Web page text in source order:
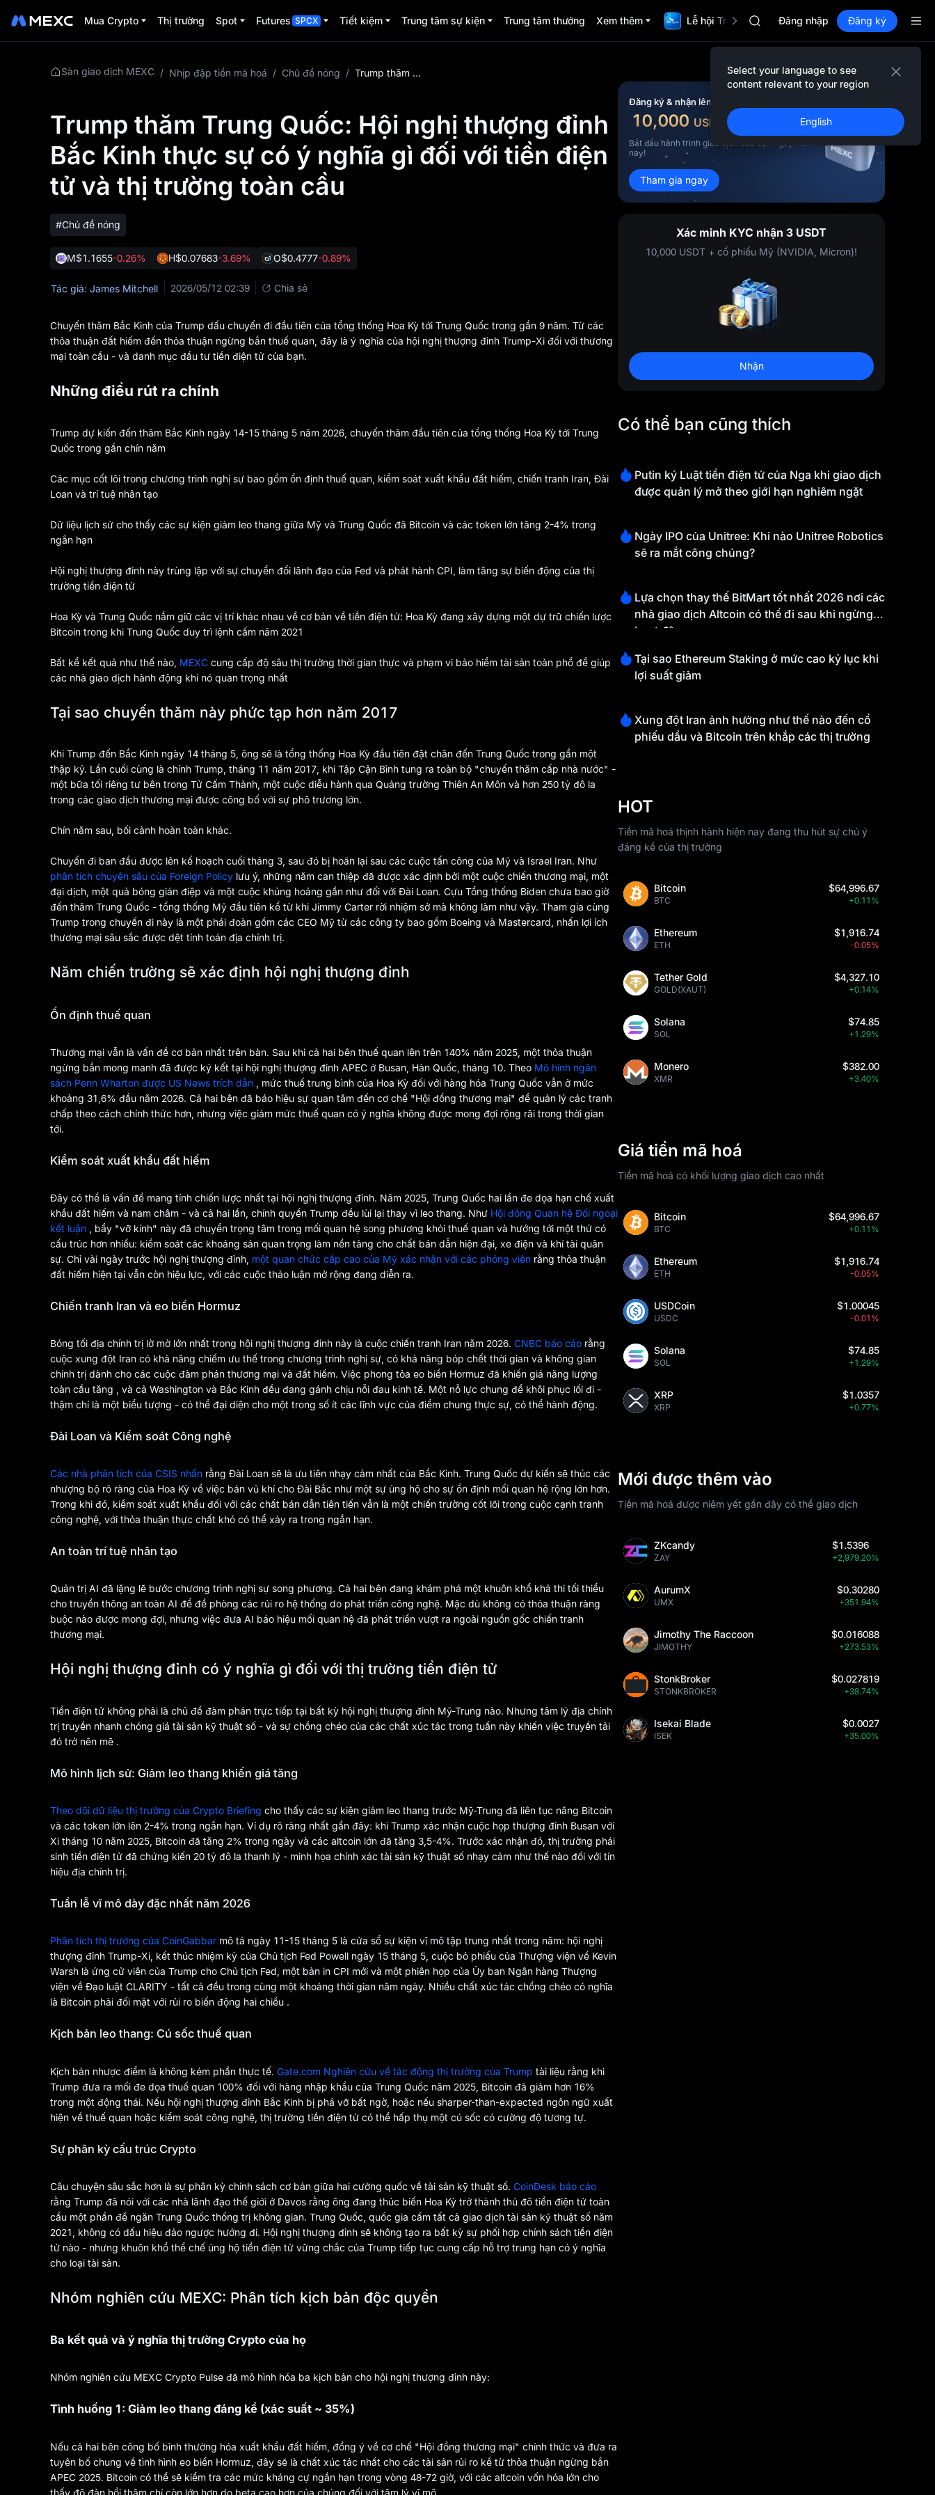
Mua Crypto Thị trường Spot Futures SPCX Tiết kiệm Trung tâm sự kiện Trung tâm thưởng Xem thêm Lễ hội TradFi $1,000,000
AAOI
Đăng ký Market UNITREE STAR vào
SPCX tăng dù đã hết hạn khoá
GOLD(XAU)
Đăng ký Market UNITREE STAR vào
SPCX tăng dù đã hết hạn khoá
Đăng nhập Đăng ký
Select your language to see
content relevant to your region
English
Sàn giao dịch MEXC / Nhịp đập tiền mã hoá / Chủ đề nóng / Trump thăm Trung Quốc: Hội nghị thượng đỉnh Bắc Kinh thực sự có ý nghĩa gì đối với tiền điện tử và thị trường toàn cầu
Trump thăm Trung Quốc: Hội nghị thượng đỉnh
Bắc Kinh thực sự có ý nghĩa gì đối với tiền điện
tử và thị trường toàn cầu
#Chủ đề nóng
M$1.1655-0.26% H$0.07683-3.69% O$0.4777-0.89%
Tác giả: James Mitchell 2026/05/12 02:39 Chia sẻ
Chuyến thăm Bắc Kinh của Trump dấu chuyến đi đầu tiên của tổng thống Hoa Kỳ tới Trung Quốc trong gần 9 năm. Từ các
thỏa thuận đất hiếm đến thỏa thuận ngừng bắn thuế quan, đây là ý nghĩa của hội nghị thượng đỉnh Trump-Xi đối với thương
mại toàn cầu - và danh mục đầu tư tiền điện tử của bạn.
Những điều rút ra chính
Trump dự kiến đến thăm Bắc Kinh ngày 14-15 tháng 5 năm 2026, chuyến thăm đầu tiên của tổng thống Hoa Kỳ tới Trung
Quốc trong gần chín năm
Các mục cốt lõi trong chương trình nghị sự bao gồm ổn định thuế quan, kiểm soát xuất khẩu đất hiếm, chiến tranh Iran, Đài
Loan và trí tuệ nhân tạo
Dữ liệu lịch sử cho thấy các sự kiện giảm leo thang giữa Mỹ và Trung Quốc đã Bitcoin và các token lớn tăng 2-4% trong
ngắn hạn
Hội nghị thượng đỉnh này trùng lặp với sự chuyển đổi lãnh đạo của Fed và phát hành CPI, làm tăng sự biến động của thị
trường tiền điện tử
Hoa Kỳ và Trung Quốc nắm giữ các vị trí khác nhau về cơ bản về tiền điện tử: Hoa Kỳ đang xây dựng một dự trữ chiến lược
Bitcoin trong khi Trung Quốc duy trì lệnh cấm năm 2021
Bất kể kết quả như thế nào, MEXC cung cấp độ sâu thị trường thời gian thực và phạm vi bảo hiểm tài sản toàn phổ để giúp
các nhà giao dịch hành động khi nó quan trọng nhất
Tại sao chuyến thăm này phức tạp hơn năm 2017
Khi Trump đến Bắc Kinh ngày 14 tháng 5, ông sẽ là tổng thống Hoa Kỳ đầu tiên đặt chân đến Trung Quốc trong gần một
thập kỷ. Lần cuối cùng là chính Trump, tháng 11 năm 2017, khi Tập Cận Bình tung ra toàn bộ "chuyến thăm cấp nhà nước" -
một bữa tối riêng tư bên trong Tử Cấm Thành, một cuộc diễu hành qua Quảng trường Thiên An Môn và hơn 250 tỷ đô la
trong các giao dịch thương mại được công bố với sự phô trương lớn.
Chín năm sau, bối cảnh hoàn toàn khác.
Chuyến đi ban đầu được lên kế hoạch cuối tháng 3, sau đó bị hoãn lại sau các cuộc tấn công của Mỹ và Israel Iran. Như
phân tích chuyên sâu của Foreign Policy lưu ý, những năm can thiệp đã được xác định bởi một cuộc chiến thương mại, một
đại dịch, một quả bóng gián điệp và một cuộc khủng hoảng gần như đối với Đài Loan. Cựu Tổng thống Biden chưa bao giờ
đến thăm Trung Quốc - tổng thống Mỹ đầu tiên kể từ khi Jimmy Carter rời nhiệm sở mà không làm như vậy. Tham gia cùng
Trump trong chuyến đi này là một phái đoàn gồm các CEO Mỹ từ các công ty bao gồm Boeing và Mastercard, nhấn lợi ích
thương mại sâu sắc được dệt tính toán địa chính trị.
Năm chiến trường sẽ xác định hội nghị thượng đỉnh
Ổn định thuế quan
Thương mại vẫn là vấn đề cơ bản nhất trên bàn. Sau khi cả hai bên thuế quan lên trên 140% năm 2025, một thỏa thuận
ngừng bắn mong manh đã được ký kết tại hội nghị thượng đỉnh APEC ở Busan, Hàn Quốc, tháng 10. Theo Mô hình ngân
sách Penn Wharton được US News trích dẫn
, mức thuế trung bình của Hoa Kỳ đối với hàng hóa Trung Quốc vẫn ở mức
khoảng 31,6% đầu năm 2026. Cả hai bên đã báo hiệu sự quan tâm đến cơ chế "Hội đồng thương mại" để quản lý các tranh
chấp theo cách chính thức hơn, nhưng việc giảm mức thuế quan có ý nghĩa không được mong đợi rộng rãi trong thời gian
tới.
Kiểm soát xuất khẩu đất hiếm
Đây có thể là vấn đề mang tính chiến lược nhất tại hội nghị thượng đỉnh. Năm 2025, Trung Quốc hai lần đe dọa hạn chế xuất
khẩu đất hiếm và nam châm - và cả hai lần, chính quyền Trump đều lùi lại thay vì leo thang. Như Hội đồng Quan hệ Đối ngoại
kết luận
, bẩy "vỡ kính" này đã chuyển trọng tâm trong mối quan hệ song phương khỏi thuế quan và hướng tới một thứ có
cấu trúc hơn nhiều: kiểm soát các khoáng sản quan trọng làm nền tảng cho chất bán dẫn hiện đại, xe điện và khí tài quân
sự. Chỉ vài ngày trước hội nghị thượng đỉnh, một quan chức cấp cao của Mỹ xác nhận với các phóng viên rằng thỏa thuận
đất hiếm hiện tại vẫn còn hiệu lực, với các cuộc thảo luận mở rộng đang diễn ra.
Chiến tranh Iran và eo biển Hormuz
Bóng tối địa chính trị lờ mờ lớn nhất trong hội nghị thượng đỉnh này là cuộc chiến tranh Iran năm 2026. CNBC báo cáo rằng
cuộc xung đột Iran có khả năng chiếm ưu thế trong chương trình nghị sự, có khả năng bóp chết thời gian và không gian
chính trị dành cho các cuộc đàm phán thương mại và đất hiếm. Việc phong tỏa eo biển Hormuz đã khiến giá năng lượng
toàn cầu tăng , và cả Washington và Bắc Kinh đều đang gánh chịu nỗi đau kinh tế. Một nỗ lực chung để khôi phục lối đi -
thậm chí là một biểu tượng - có thể đại diện cho một trong số ít các lĩnh vực của điểm chung thực sự, có thể hành động.
Đài Loan và Kiểm soát Công nghệ
Các nhà phân tích của CSIS nhấn rằng Đài Loan sẽ là ưu tiên nhạy cảm nhất của Bắc Kinh. Trung Quốc dự kiến sẽ thúc các
nhượng bộ rõ ràng của Hoa Kỳ về việc bán vũ khí cho Đài Bắc như một sự ủng hộ cho sự ổn định mối quan hệ rộng lớn hơn.
Trong khi đó, kiểm soát xuất khẩu đối với các chất bán dẫn tiên tiến vẫn là một chiến trường cốt lõi trong cuộc cạnh tranh
công nghệ, với thỏa thuận thực chất khó có thể xảy ra trong ngắn hạn.
An toàn trí tuệ nhân tạo
Quản trị AI đã lặng lẽ bước chương trình nghị sự song phương. Cả hai bên đang khám phá một khuôn khổ khả thi tối thiểu
cho truyền thông an toàn AI để đề phòng các rủi ro hệ thống do phát triển công nghệ. Mặc dù không có thỏa thuận ràng
buộc nào được mong đợi, nhưng việc đưa AI báo hiệu mối quan hệ đã phát triển vượt ra ngoài nguồn gốc chiến tranh
thương mại.
Hội nghị thượng đỉnh có ý nghĩa gì đối với thị trường tiền điện tử
Tiền điện tử không phải là chủ đề đàm phán trực tiếp tại bất kỳ hội nghị thượng đỉnh Mỹ-Trung nào. Nhưng tâm lý địa chính
trị truyền nhanh chóng giá tài sản kỹ thuật số - và sự chồng chéo của các chất xúc tác trong tuần này khiến việc truyền tải
đó trở nên mẽ .
Mô hình lịch sử: Giảm leo thang khiến giá tăng
Theo dõi dữ liệu thị trường của Crypto Briefing cho thấy các sự kiện giảm leo thang trước Mỹ-Trung đã liên tục nâng Bitcoin
và các token lớn lên 2-4% trong ngắn hạn. Ví dụ rõ ràng nhất gần đây: khi Trump xác nhận cuộc họp thượng đỉnh Busan với
Xi tháng 10 năm 2025, Bitcoin đã tăng 2% trong ngày và các altcoin lớn đã tăng 3,5-4%. Trước xác nhận đó, thị trường phái
sinh tiền điện tử đã chứng kiến 20 tỷ đô la thanh lý - minh họa chính xác tài sản kỹ thuật số nhạy cảm như thế nào đối với tín
hiệu địa chính trị.
Tuần lễ vĩ mô dày đặc nhất năm 2026
Phân tích thị trường của CoinGabbar mô tả ngày 11-15 tháng 5 là cửa sổ sự kiện vĩ mô tập trung nhất trong năm: hội nghị
thượng đỉnh Trump-Xi, kết thúc nhiệm kỳ của Chủ tịch Fed Powell ngày 15 tháng 5, cuộc bỏ phiếu của Thượng viện về Kevin
Warsh là ứng cử viên của Trump cho Chủ tịch Fed, một bản in CPI mới và một phiên họp của Ủy ban Ngân hàng Thượng
viện về Đạo luật CLARITY - tất cả đều trong cùng một khoảng thời gian năm ngày. Nhiều chất xúc tác chồng chéo có nghĩa
là Bitcoin phải đối mặt với rủi ro biến động hai chiều .
Kịch bản leo thang: Cú sốc thuế quan
Kịch bản nhược điểm là không kém phần thực tế. Gate.com Nghiên cứu về tác động thị trường của Trump tài liệu rằng khi
Trump đưa ra mối đe dọa thuế quan 100% đối với hàng nhập khẩu của Trung Quốc năm 2025, Bitcoin đã giảm hơn 16%
trong một động thái. Nếu hội nghị thượng đỉnh Bắc Kinh bị phá vỡ bất ngờ, hoặc nếu sharper-than-expected ngôn ngữ xuất
hiện về thuế quan hoặc kiểm soát công nghệ, thị trường tiền điện tử có thể hấp thụ một cú sốc có cường độ tương tự.
Sự phân kỳ cấu trúc Crypto
Câu chuyện sâu sắc hơn là sự phân kỳ chính sách cơ bản giữa hai cường quốc về tài sản kỹ thuật số. CoinDesk báo cáo
rằng Trump đã nói với các nhà lãnh đạo thế giới ở Davos rằng ông đang thúc biến Hoa Kỳ trở thành thủ đô tiền điện tử toàn
cầu một phần để ngăn Trung Quốc thống trị không gian. Trung Quốc, quốc gia cấm tất cả giao dịch tài sản kỹ thuật số năm
2021, không có dấu hiệu đảo ngược hướng đi. Hội nghị thượng đỉnh sẽ không tạo ra bất kỳ sự phối hợp chính sách tiền điện
tử nào - nhưng khuôn khổ thể chế ủng hộ tiền điện tử vững chắc của Trump tiếp tục cung cấp hỗ trợ trung hạn có ý nghĩa
cho loại tài sản.
Nhóm nghiên cứu MEXC: Phân tích kịch bản độc quyền
Ba kết quả và ý nghĩa thị trường Crypto của họ
Nhóm nghiên cứu MEXC Crypto Pulse đã mô hình hóa ba kịch bản cho hội nghị thượng đỉnh này:
Tình huống 1: Giảm leo thang đáng kể (xác suất ~ 35%)
Nếu cả hai bên công bố bình thường hóa xuất khẩu đất hiếm, đồng ý về cơ chế "Hội đồng thương mại" chính thức và đưa ra
tuyên bố chung về tình hình eo biển Hormuz, đây sẽ là chất xúc tác nhất cho các tài sản rủi ro kể từ thỏa thuận ngừng bắn
APEC 2025. Bitcoin có thể sẽ kiểm tra các mức kháng cự ngắn hạn trong vòng 48-72 giờ, với các altcoin vốn hóa lớn cho
thấy độ đàn hồi thậm chí còn lớn hơn do beta cao hơn của chúng đối với tâm lý vĩ mô.
Đăng ký & nhận lên đến
10,000 USDT
Bắt đầu hành trình giao dịch của bạn ngay hôm
nay!
Tham gia ngay
Xác minh KYC nhận 3 USDT
10,000 USDT + cổ phiếu Mỹ (NVIDIA, Micron)!
Nhận
Có thể bạn cũng thích
Putin ký Luật tiền điện tử của Nga khi giao dịch
được quản lý mở theo giới hạn nghiêm ngặt
Ngày IPO của Unitree: Khi nào Unitree Robotics
sẽ ra mắt công chúng?
Lựa chọn thay thế BitMart tốt nhất 2026 nơi các
nhà giao dịch Altcoin có thể đi sau khi ngừng
hoạt động
Tại sao Ethereum Staking ở mức cao kỷ lục khi
lợi suất giảm
Xung đột Iran ảnh hưởng như thế nào đến cổ
phiếu dầu và Bitcoin trên khắp các thị trường
HOT
Tiền mã hoá thịnh hành hiện nay đang thu hút sự chú ý
đáng kể của thị trường
Bitcoin
BTC
$64,996.67
+0.11%
Ethereum
ETH
$1,916.74
-0.05%
Tether Gold
GOLD(XAUT)
$4,327.10
+0.14%
Solana
SOL
$74.85
+1.29%
Monero
XMR
$382.00
+3.40%
Giá tiền mã hoá
Tiền mã hoá có khối lượng giao dịch cao nhất
Bitcoin
BTC
$64,996.67
+0.11%
Ethereum
ETH
$1,916.74
-0.05%
USDCoin
USDC
$1.00045
-0.01%
Solana
SOL
$74.85
+1.29%
XRP
XRP
$1.0357
+0.77%
Mới được thêm vào
Tiền mã hoá được niêm yết gần đây có thể giao dịch
ZKcandy
ZAY
$1.5396
+2,979.20%
AurumX
UMX
$0.30280
+351.94%
Jimothy The Raccoon
JIMOTHY
$0.016088
+273.53%
StonkBroker
STONKBROKER
$0.027819
+38.74%
Isekai Blade
ISEK
$0.0027
+35.00%